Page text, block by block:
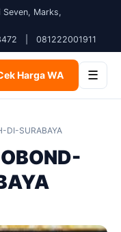
Marks,
081222001911
Harga WA ☰
DI-SURABAYA